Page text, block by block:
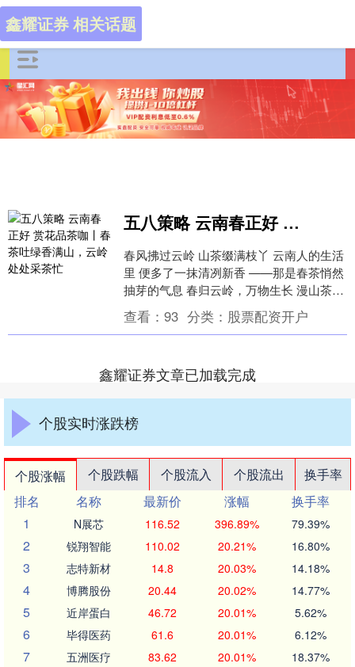
鑫耀证券 相关话题
五八策略 云南春正好 赏花品茶咖丨春茶吐绿香满山，云岭处处采茶忙
春风拂过云岭 山茶缀满枝丫 云南人的生活
里 便多了一抹清冽新香 ——那是春茶悄然
抽芽的气息 春归云岭，万物生长 漫山茶园
次第苏醒 从滇西到滇南 从高山到河谷
各....
查看： 93 分类： 股票配资开户
鑫耀证券文章已加载完成
个股实时涨跌榜
个股涨幅 个股跌幅 个股流入 个股流出
换手率
排名
名称 最新价 涨幅
换手率
1
N展芯 116.52 396.89% 79.39%
2 锐翔智能 110.02 20.21% 16.80%
3 志特新材 14.8 20.03% 14.18%
4 博腾股份 20.44 20.02% 14.77%
5 近岸蛋白 46.72 20.01% 5.62%
6 毕得医药 61.6 20.01% 6.12%
7 五洲医疗 83.62 20.01% 18.37%